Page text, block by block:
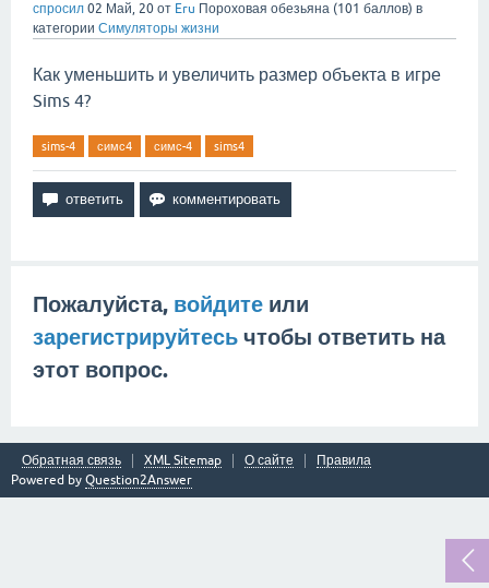
спросил 02 Май, 20 от Eru Пороховая обезьяна (101 баллов) в
категории Симуляторы жизни
Как уменьшить и увеличить размер объекта в игре
Sims 4?
sims-4 симс4 симс-4 sims4
Пожалуйста, войдите или
зарегистрируйтесь чтобы ответить на
этот вопрос.
Обратная связь XML Sitemap О сайте
Правила
Powered by Question2Answer